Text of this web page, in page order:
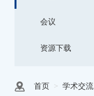
会议
资源下载
首页 学术交流